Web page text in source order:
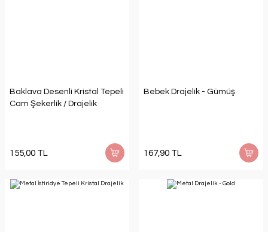
Baklava Desenli Kristal Tepeli
Cam Şekerlik / Drajelik
155,00 TL
Bebek Drajelik - Gümüş
167,90 TL